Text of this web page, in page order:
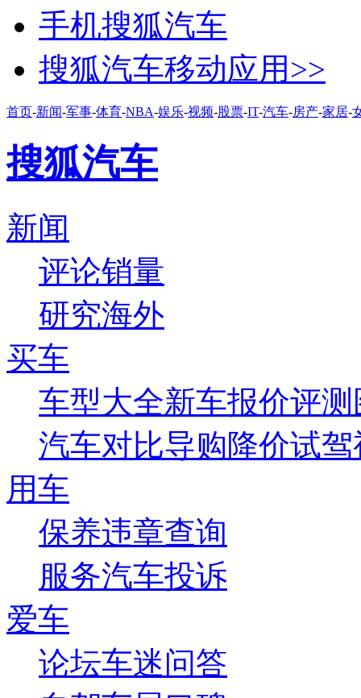
手机搜狐汽车
搜狐汽车移动应用>>
首页-新闻-军事-体育-NBA-娱乐-视频-股票-IT-汽车-房产-家居-
搜狐汽车
新闻
评论销量
研究海外
买车
车型大全新车报价评测
汽车对比导购降价试驾
用车
保养违章查询
服务汽车投诉
爱车
论坛车迷问答